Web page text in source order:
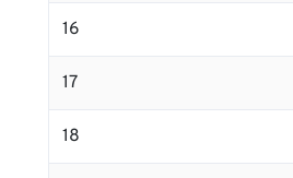
16
17
18